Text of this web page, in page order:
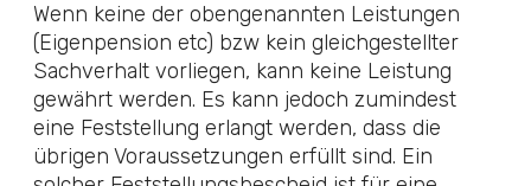
Wenn keine der obengenannten Leistungen
(Eigenpension etc) bzw kein gleichgestellter
Sachverhalt vorliegen, kann keine Leistung
gewährt werden. Es kann jedoch zumindest
eine Feststellung erlangt werden, dass die
übrigen Voraussetzungen erfüllt sind. Ein